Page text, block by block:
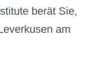
berät Sie,
am